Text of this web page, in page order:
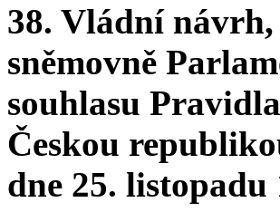
38. Vládní
sněmovně
souhlasu
Českou
dne 25. listopadu